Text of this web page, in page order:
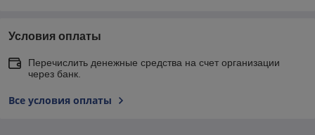
Условия оплаты
Перечислить денежные средства на счет организации
через банк.
Все условия оплаты